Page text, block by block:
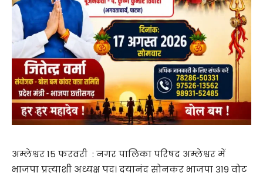
अम्लेश्वर 15 फरवरी : नगर पालिका परिषद अम्लेश्वर में
भाजपा प्रत्याशी अध्यक्ष पद। दयानंद सोनकर भाजपा 319 वोट